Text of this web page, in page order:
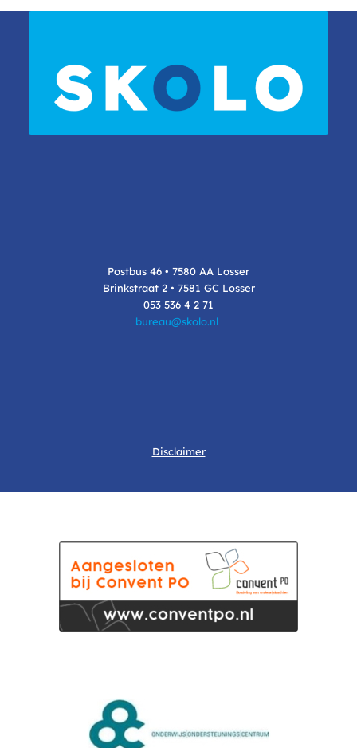
Postbus 46 • 7580 AA Losser
Brinkstraat 2 • 7581 GC Losser
053 536 4 2 71
bureau@skolo.nl
Disclaimer